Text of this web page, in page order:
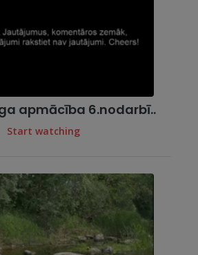
apmācība 6.nodarbī..
Start watching